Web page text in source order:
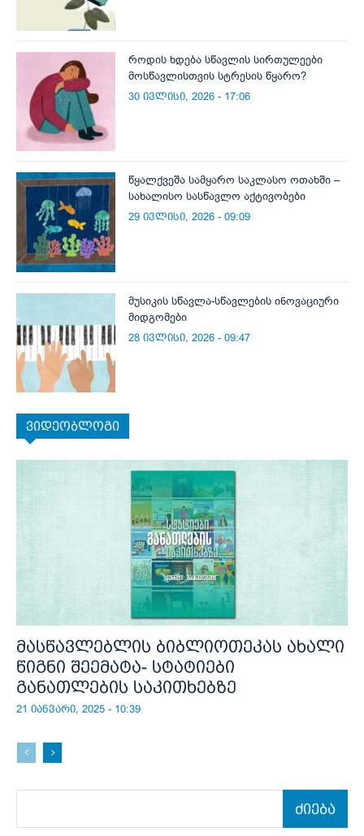
როდის ხდება სწავლის სირთულეები
მოსწავლისთვის სტრესის წყარო?
30 ივლისი, 2026 - 17:06
წყალქვეშა სამყარო საკლასო ოთახში –
სახალისო სასწავლო აქტივობები
29 ივლისი, 2026 - 09:09
მუსიკის სწავლა-სწავლების ინოვაციური
მიდგომები
28 ივლისი, 2026 - 09:47
ვიდეობლოგი
მასწავლებლის ბიბლიოთეკას ახალი
წიგნი შეემატა- სტატიები
განათლების საკითხებზე
21 იანვარი, 2025 - 10:39
ძიება